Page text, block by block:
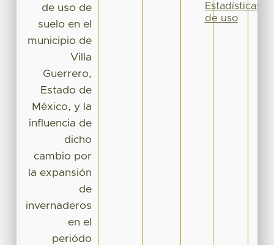
de uso de
suelo en el
municipio de
Villa
Guerrero,
Estado de
México, y la
influencia de
dicho
cambio por
la expansión
de
invernaderos
en el
periódo
Estadísticas
de uso